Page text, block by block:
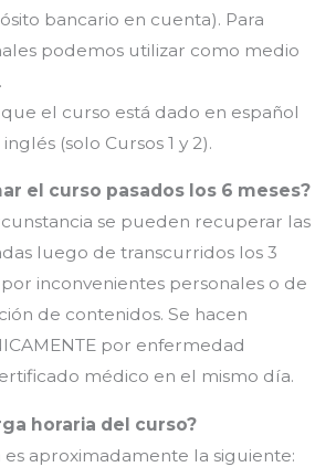
bancario en cuenta). Para
podemos utilizar como medio
el curso está dado en español
(solo Cursos 1 y 2).
el curso pasados los 6 meses?
se pueden recuperar las
luego de transcurridos los 3
inconvenientes personales o de
de contenidos. Se hacen
por enfermedad
médico en el mismo día.
horaria del curso?
es aproximadamente la siguiente: